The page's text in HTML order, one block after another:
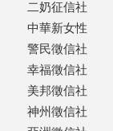
二奶征信社
中華新女性
警民徵信社
幸福徵信社
美邦徵信社
神州徵信社